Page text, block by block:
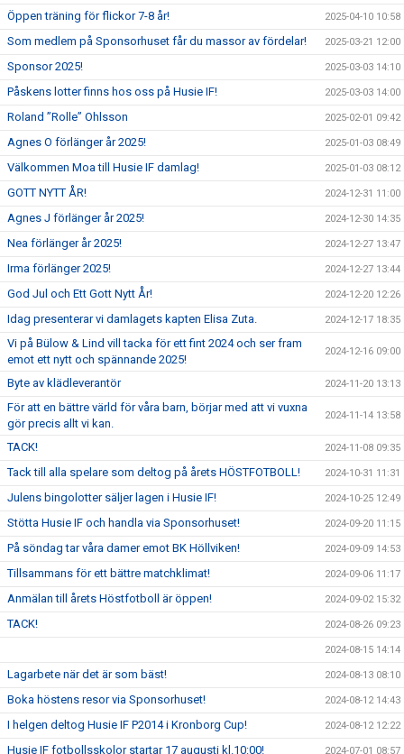
Öppen träning för flickor 7-8 år! 2025-04-10 10:58
Som medlem på Sponsorhuset får du massor av fördelar! 2025-03-21 12:00
Sponsor 2025! 2025-03-03 14:10
Påskens lotter finns hos oss på Husie IF! 2025-03-03 14:00
Roland ”Rolle” Ohlsson 2025-02-01 09:42
Agnes O förlänger år 2025! 2025-01-03 08:49
Välkommen Moa till Husie IF damlag! 2025-01-03 08:12
GOTT NYTT ÅR! 2024-12-31 11:00
Agnes J förlänger år 2025! 2024-12-30 14:35
Nea förlänger år 2025! 2024-12-27 13:47
Irma förlänger 2025! 2024-12-27 13:44
God Jul och Ett Gott Nytt År! 2024-12-20 12:26
Idag presenterar vi damlagets kapten Elisa Zuta. 2024-12-17 18:35
Vi på Bülow & Lind vill tacka för ett fint 2024 och ser fram
emot ett nytt och spännande 2025!
2024-12-16 09:00
Byte av klädleverantör 2024-11-20 13:13
För att en bättre värld för våra barn, börjar med att vi vuxna
gör precis allt vi kan.
2024-11-14 13:58
TACK! 2024-11-08 09:35
Tack till alla spelare som deltog på årets HÖSTFOTBOLL! 2024-10-31 11:31
Julens bingolotter säljer lagen i Husie IF! 2024-10-25 12:49
Stötta Husie IF och handla via Sponsorhuset! 2024-09-20 11:15
På söndag tar våra damer emot BK Höllviken! 2024-09-09 14:53
Tillsammans för ett bättre matchklimat! 2024-09-06 11:17
Anmälan till årets Höstfotboll är öppen! 2024-09-02 15:32
TACK! 2024-08-26 09:23
2024-08-15 14:14
Lagarbete när det är som bäst! 2024-08-13 08:10
Boka höstens resor via Sponsorhuset! 2024-08-12 14:43
I helgen deltog Husie IF P2014 i Kronborg Cup! 2024-08-12 12:22
Husie IF fotbollsskolor startar 17 augusti kl.10:00! 2024-07-01 08:57